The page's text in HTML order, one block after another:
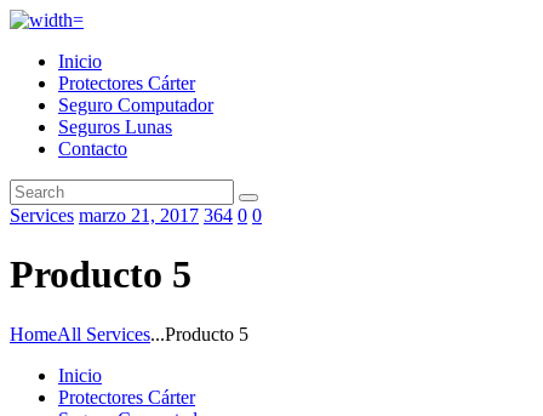
Inicio
Protectores Cárter
Seguro Computador
Seguros Lunas
Contacto
Services marzo 21, 2017 364 0 0
Producto 5
HomeAll Services...Producto 5
Inicio
Protectores Cárter